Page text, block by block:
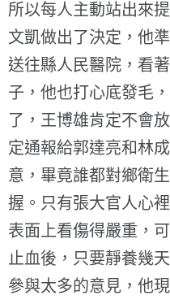
所以每人主動站出來
文凱做出了決定，他
送往縣人民醫院，看
子，他也打心底發毛
了，王博雄肯定不會
定通報給郭達亮和林
意，畢竟誰都對鄉衛
握。只有張大官人心
表面上看傷得嚴重，
止血後，只要靜養幾
參與太多的意見，他